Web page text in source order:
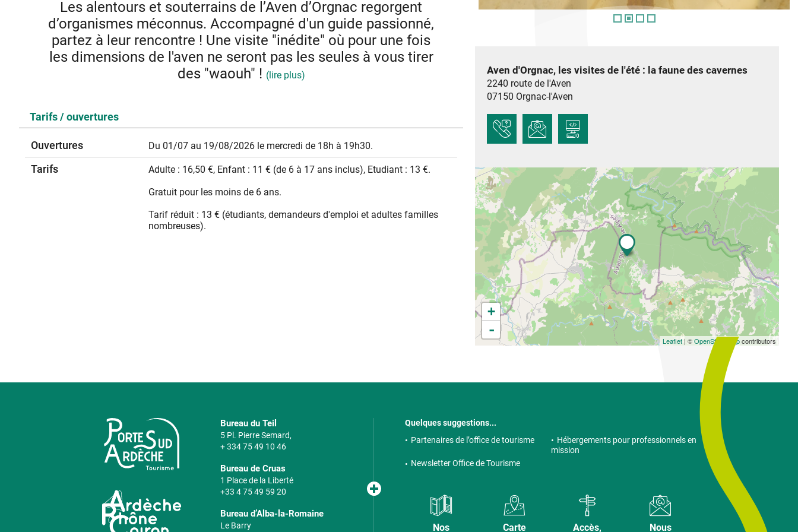
Les alentours et souterrains de l’Aven d’Orgnac regorgent
d’organismes méconnus. Accompagné d'un guide passionné,
partez à leur rencontre ! Une visite "inédite" où pour une fois
les dimensions de l'aven ne seront pas les seules à vous tirer
des "waouh" ! (lire plus)
composent un véritable écosystème souterrain. Accompagné d'un guide et de quelques supports, venez
mettre un œil sur l’invisible, venez mettre un brin de lumière sur la faune de l’obscurité.
Tarifs / ouvertures
Ouvertures Du 01/07 au 19/08/2026 le mercredi de 18h à 19h30.
Tarifs
Adulte : 16,50 €, Enfant : 11 € (de 6 à 17 ans inclus), Etudiant : 13 €.
Gratuit pour les moins de 6 ans.
Tarif réduit : 13 € (étudiants, demandeurs d'emploi et adultes familles
nombreuses).
Aven d'Orgnac, les visites de l'été : la faune des cavernes
2240 route de l'Aven
07150 Orgnac-l'Aven
+
-
Leaflet | ©OpenStreetMapcontributors
Bureau du Teil
5 Pl. Pierre Semard,
+ 334 75 49 10 46
Bureau de Cruas
1 Place de la Liberté
+33 4 75 49 59 20
Bureau d’Alba-la-Romaine
Le Barry
Quelques suggestions...
Partenaires de l’office de tourisme
Hébergements pour professionnels en
mission
Newsletter Office de Tourisme
Nos Carte Accès, Nous